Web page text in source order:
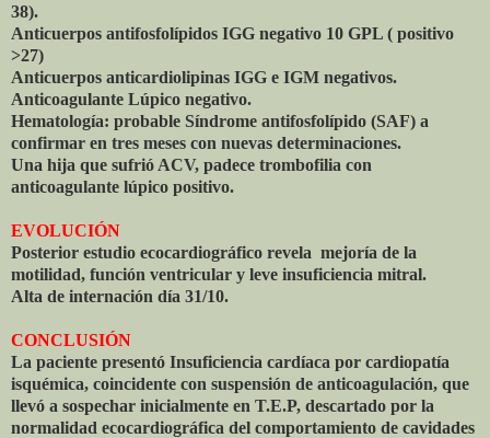
38).
Anticuerpos antifosfolípidos IGG negativo 10 GPL ( positivo
>27)
Anticuerpos anticardiolipinas IGG e IGM negativos.
Anticoagulante Lúpico negativo.
Hematología: probable Síndrome antifosfolípido (SAF) a
confirmar en tres meses con nuevas determinaciones.
Una hija que sufrió ACV, padece trombofilia con
anticoagulante lúpico positivo.
EVOLUCIÓN
Posterior estudio ecocardiográfico revela mejoría de la
motilidad, función ventricular y leve insuficiencia mitral.
Alta de internación día 31/10.
CONCLUSIÓN
La paciente presentó Insuficiencia cardíaca por cardiopatía
isquémica, coincidente con suspensión de anticoagulación, que
llevó a sospechar inicialmente en T.E.P, descartado por la
normalidad ecocardiográfica del comportamiento de cavidades